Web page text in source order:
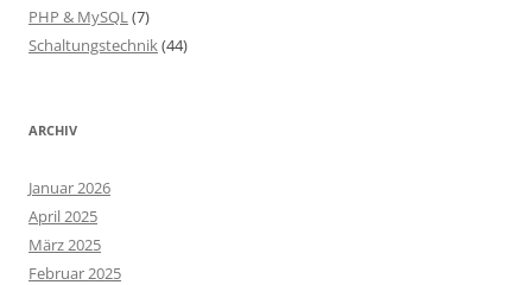
PHP & MySQL(7)
Schaltungstechnik(44)
ARCHIV
Januar 2026
April 2025
März 2025
Februar 2025